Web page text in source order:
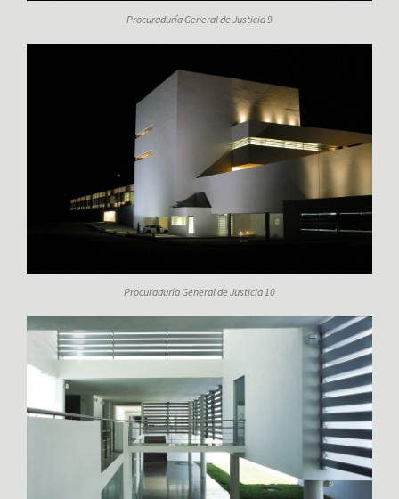
Procuraduría General de Justicia 9
Procuraduría General de Justicia 10